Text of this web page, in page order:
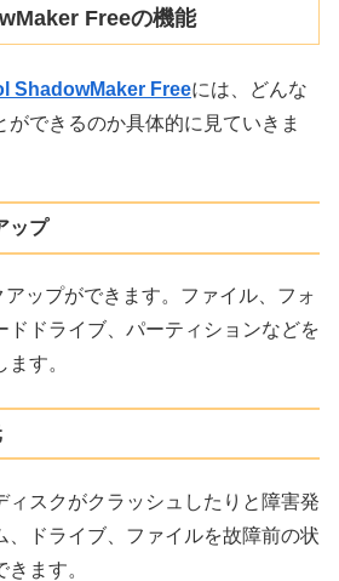
Freeの機能
ShadowMaker Freeには、どんな
ができるのか具体的に見ていきま
ップ
ップができます。ファイル、フォ
ドドライブ、パーティションなどを
す。
ィスクがクラッシュしたりと障害発
、ドライブ、ファイルを故障前の状
ます。